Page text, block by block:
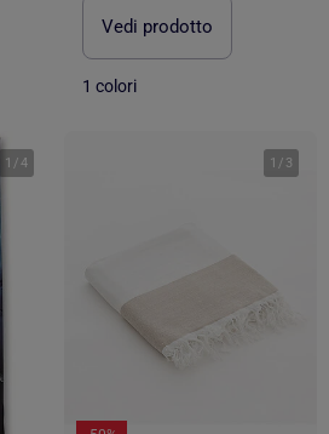
Vedi prodotto
1 colori
1 /4 1 / 3